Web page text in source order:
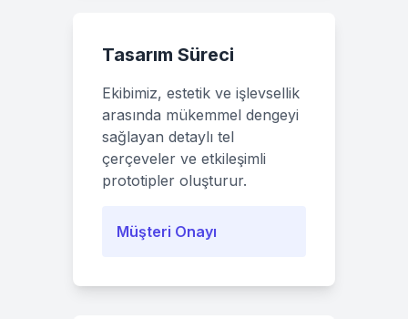
Tasarım Süreci
Ekibimiz, estetik ve işlevsellik
arasında mükemmel dengeyi
sağlayan detaylı tel
çerçeveler ve etkileşimli
prototipler oluşturur.
Müşteri Onayı